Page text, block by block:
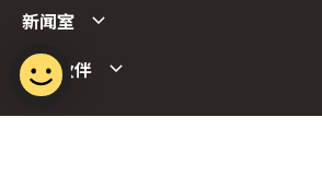
新闻室
合作伙伴